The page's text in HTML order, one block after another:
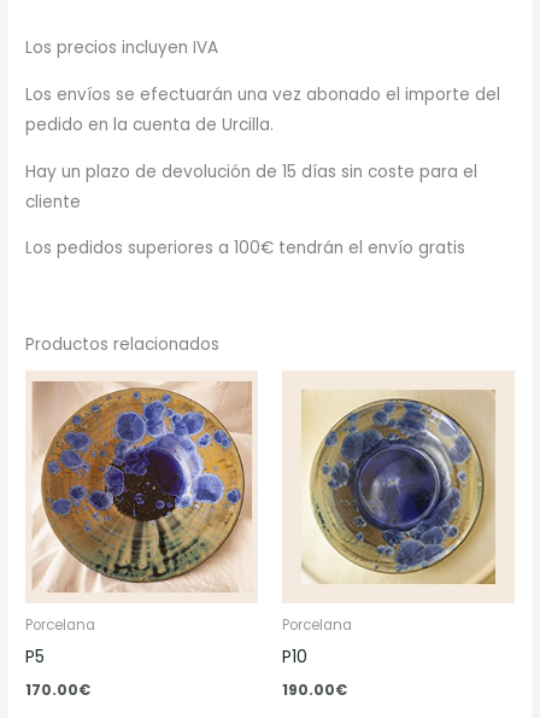
Los precios incluyen IVA
Los envíos se efectuarán una vez abonado el importe del
pedido en la cuenta de Urcilla.
Hay un plazo de devolución de 15 días sin coste para el
cliente
Los pedidos superiores a 100€ tendrán el envío gratis
Productos relacionados
Porcelana
P5
170.00€
Porcelana
P10
190.00€